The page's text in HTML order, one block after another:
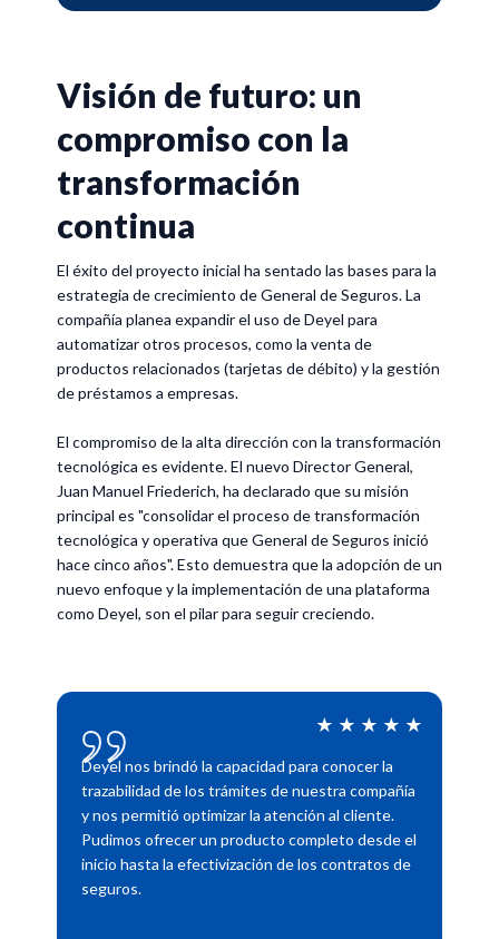
Visión de futuro: un
compromiso con la
transformación
continua
El éxito del proyecto inicial ha sentado las bases para la
estrategia de crecimiento de General de Seguros. La
compañía planea expandir el uso de Deyel para
automatizar otros procesos, como la venta de
productos relacionados (tarjetas de débito) y la gestión
de préstamos a empresas.
El compromiso de la alta dirección con la transformación
tecnológica es evidente. El nuevo Director General,
Juan Manuel Friederich, ha declarado que su misión
principal es "consolidar el proceso de transformación
tecnológica y operativa que General de Seguros inició
hace cinco años". Esto demuestra que la adopción de un
nuevo enfoque y la implementación de una plataforma
como Deyel, son el pilar para seguir creciendo.
★★★★★
Deyel nos brindó la capacidad para conocer la
trazabilidad de los trámites de nuestra compañía
y nos permitió optimizar la atención al cliente.
Pudimos ofrecer un producto completo desde el
inicio hasta la efectivización de los contratos de
seguros.